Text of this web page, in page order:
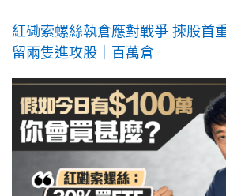
紅磡索螺絲執倉應對戰爭 揀股首
留兩隻進攻股｜百萬倉